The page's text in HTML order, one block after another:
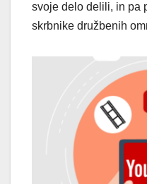
svoje delo delili, in pa
skrbnike družbenih